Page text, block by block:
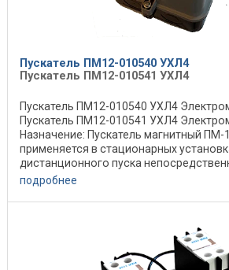
Пускатель ПМ12-010540 УХЛ4
Пускатель ПМ12-010541 УХЛ4
Пускатель ПМ12-010540 УХЛ4
Пускатель ПМ12-010541 УХЛ4
Назначение: Пускатель магнитный
применяется в стационарных
дистанционного пуска
к сети, ...
подробнее